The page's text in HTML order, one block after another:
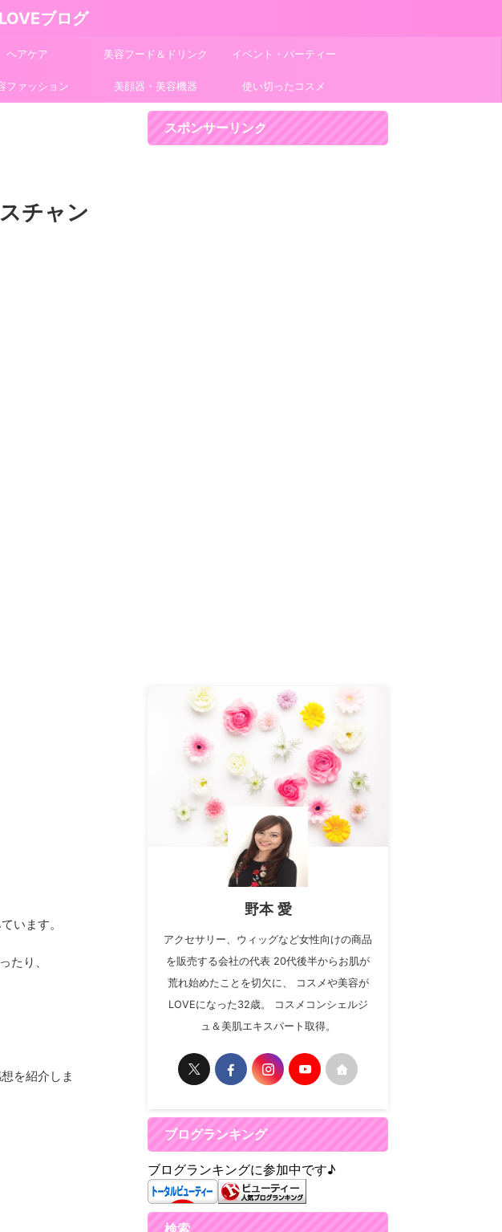
ブログ
ヘアケア 美容フード＆ドリンク イベント・パーティー
ファッション 美顔器・美容機器 使い切ったコスメ
チャン
います。
たり、
を紹介しま
スポンサーリンク
野本 愛
アクセサリー、ウィッグなど女性向けの商品
を販売する会社の代表 20代後半からお肌が
荒れ始めたことを切欠に、 コスメや美容が
LOVEになった32歳。 コスメコンシェルジ
ュ＆美肌エキスパート取得。
ブログランキング
ブログランキングに参加中です♪
検索